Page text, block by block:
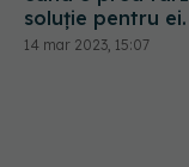
soluție pentru
acționăm
14 mar 2023, 15:07